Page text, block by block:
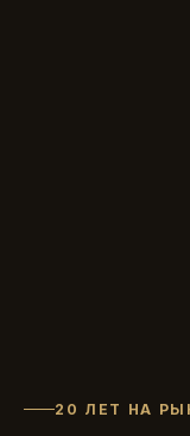
20 ЛЕТ НА